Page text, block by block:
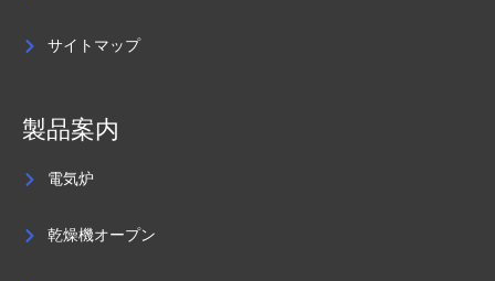
サイトマップ
製品案内
電気炉
乾燥機オープン